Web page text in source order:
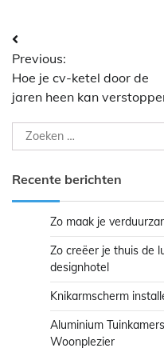
Bericht
navigatie
Previous:
Hoe je cv-ketel door de
jaren heen kan
Zoeken
naar:
Recente berichten
Zo maak je
Zo creëer je thuis de
designhotel
Knikarmscherm
Aluminium
Woonplezier